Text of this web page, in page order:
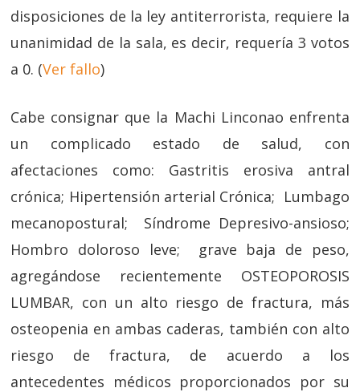
disposiciones de la ley antiterrorista, requiere la
unanimidad de la sala, es decir, requería 3 votos
a 0. (Ver fallo)
Cabe consignar que la Machi Linconao enfrenta
un complicado estado de salud, con
afectaciones como: Gastritis erosiva antral
crónica; Hipertensión arterial Crónica; Lumbago
mecanopostural; Síndrome Depresivo-ansioso;
Hombro doloroso leve; grave baja de peso,
agregándose recientemente OSTEOPOROSIS
LUMBAR, con un alto riesgo de fractura, más
osteopenia en ambas caderas, también con alto
riesgo de fractura, de acuerdo a los
antecedentes médicos proporcionados por su